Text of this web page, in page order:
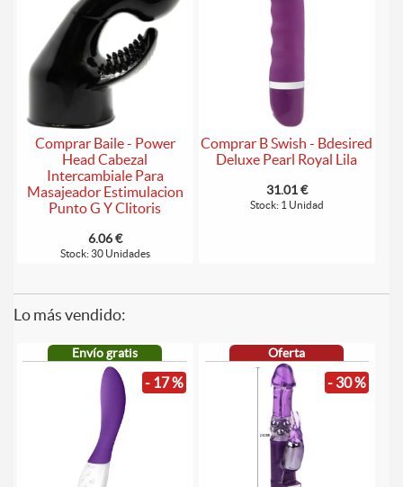
Comprar Baile - Power
Head Cabezal
Intercambiale Para
Masajeador Estimulacion
Punto G Y Clitoris
6.06 €
Stock: 30 Unidades
Comprar B Swish - Bdesired
Deluxe Pearl Royal Lila
31.01 €
Stock: 1 Unidad
Lo más vendido:
Envío gratis
- 17 %
Oferta
- 30 %